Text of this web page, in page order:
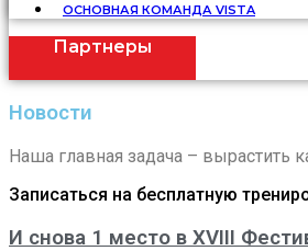
ОСНОВНАЯ КОМАНДА VISTA
Партнеры
Новости
Наша главная задача – вырастить
Записаться на бесплатную
И снова 1 место в XVIII